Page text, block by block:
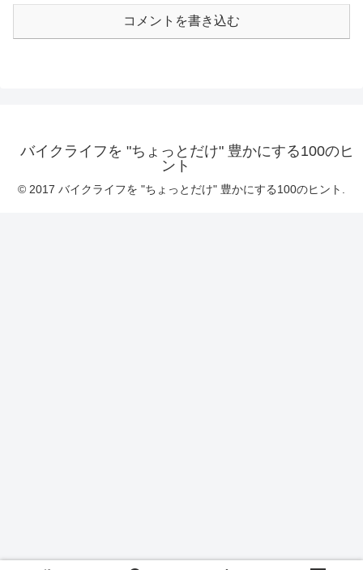
コメントを書き込む
バイクライフを "ちょっとだけ" 豊かにする100のヒ
ント
© 2017 バイクライフを "ちょっとだけ" 豊かにする100のヒント.